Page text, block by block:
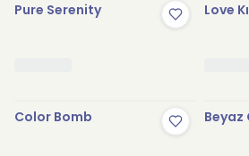
Pure Serenity Love
Color Bomb Beyaz